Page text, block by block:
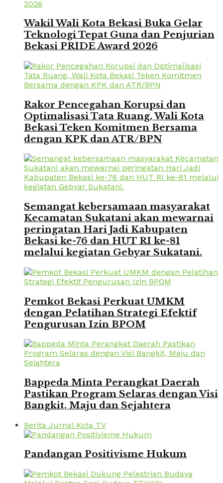
Wakil Wali Kota Bekasi Buka Gelar
Teknologi Tepat Guna dan Penjurian
Bekasi PRIDE Award 2026
Rakor Pencegahan Korupsi dan
Optimalisasi Tata Ruang, Wali Kota
Bekasi Teken Komitmen Bersama
dengan KPK dan ATR/BPN
Semangat kebersamaan masyarakat
Kecamatan Sukatani akan mewarnai
peringatan Hari Jadi Kabupaten
Bekasi ke-76 dan HUT RI ke-81
melalui kegiatan Gebyar Sukatani.
Pemkot Bekasi Perkuat UMKM
dengan Pelatihan Strategi Efektif
Pengurusan Izin BPOM
Bappeda Minta Perangkat Daerah
Pastikan Program Selaras dengan Visi
Bangkit, Maju dan Sejahtera
Berita Jurnal Kota TV
Pandangan Positivisme Hukum